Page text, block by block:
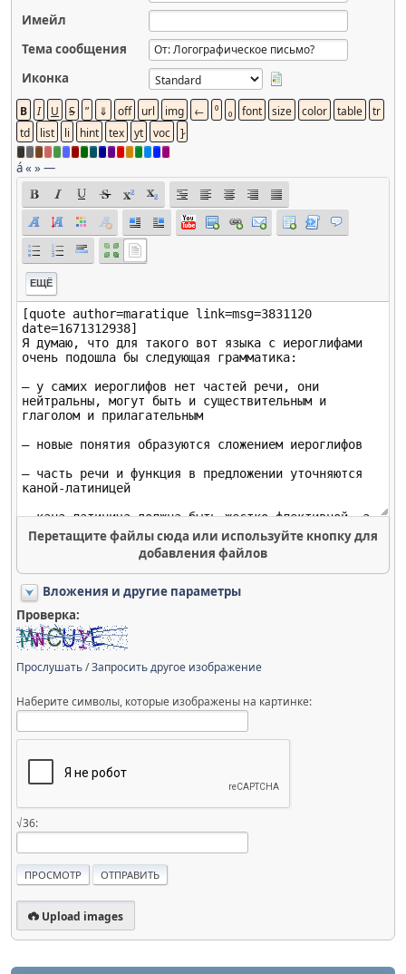
Имейл
Тема сообщения
Иконка
á« »—
ЕЩЁ
Перетащите файлы сюда или используйте кнопку для
добавления файлов
Вложения и другие параметры
Проверка:
Прослушать/Запросить другое изображение
Наберите символы, которые изображены на картинке:
√36:
Upload images